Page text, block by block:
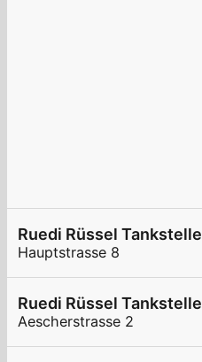
Hauptstrasse 8
Ruedi Rüssel Tankstelle
Aescherstrasse 2